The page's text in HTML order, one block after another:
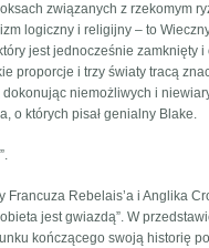
związanych z rzekomym
logiczny i religijny – to
jest jednocześnie zamknięty i
proporcje i trzy światy tracą
dokonując niemożliwych i
o których pisał genialny Blake.
Francuza Rebelais’a i Anglika
jest gwiazdą”. W
kończącego swoją historię